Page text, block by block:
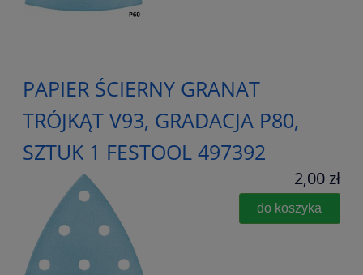
PAPIER ŚCIERNY GRANAT
TRÓJKĄT V93, GRADACJA P80,
SZTUK 1 FESTOOL 497392
2,00 zł
do koszyka